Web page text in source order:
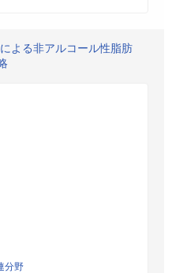
よる非アルコール性脂肪
分野